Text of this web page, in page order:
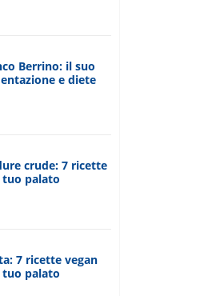
Berrino: il suo
e diete
crude: 7 ricette
tuo palato
7 ricette vegan
tuo palato